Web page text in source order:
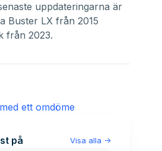
uppdateringarna är
Buster LX från 2015
från 2023.
ett omdöme
på Visa alla ->